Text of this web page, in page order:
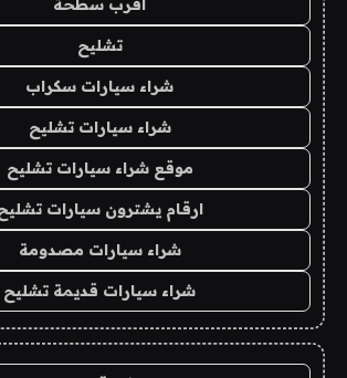
اقرب سطحة
تشليح
شراء سيارات سكراب
شراء سيارات تشليح
موقع شراء سيارات تشليح
ارقام يشترون سيارات
شراء سيارات مصدومة
شراء سيارات قديمة تشليح